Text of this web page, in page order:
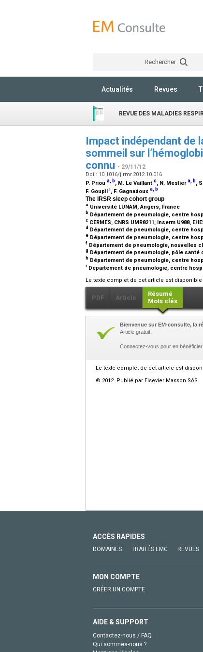
Rechercher
Actualités Revues
REVUE DES MALADIES
Impact indépendant de
sommeil sur
connu - 29/11/12
Doi : 10.1016/j.rmr.2012.10.016
P. Priou a b, M. Le Vaillant c, N. Mesliera b,
F. Goupil i, F. Gagnadoux a, b
The IRSR sleep cohort group
a Université LUNAM, Angers, France
b Département de pneumologie, centre
c CERMES, CNRS UMR8211, Inserm U988,
d Département de pneumologie, centre
e Département de pneumologie, centre
f Département de pneumologie, nouvelles
g Département de pneumologie, pôle santé
h Département de pneumologie, centre
i Département de pneumologie, centre
Le texte complet de cet article est disponible
PDF Article
Résumé
Mots clés
Bienvenue sur EM-consulte, la
Article gratuit.
Connectez-vous pour en bénéficier!
Le texte complet de cet article est
© 2012 Publié par Elsevier Masson SAS.
ACCÈS RAPIDES
DOMAINES TRAITÉS EMC REVUES
MON COMPTE
CRÉER UN COMPTE
AIDE & SUPPORT
Contactez-nous / FAQ
Qui sommes-nous ?